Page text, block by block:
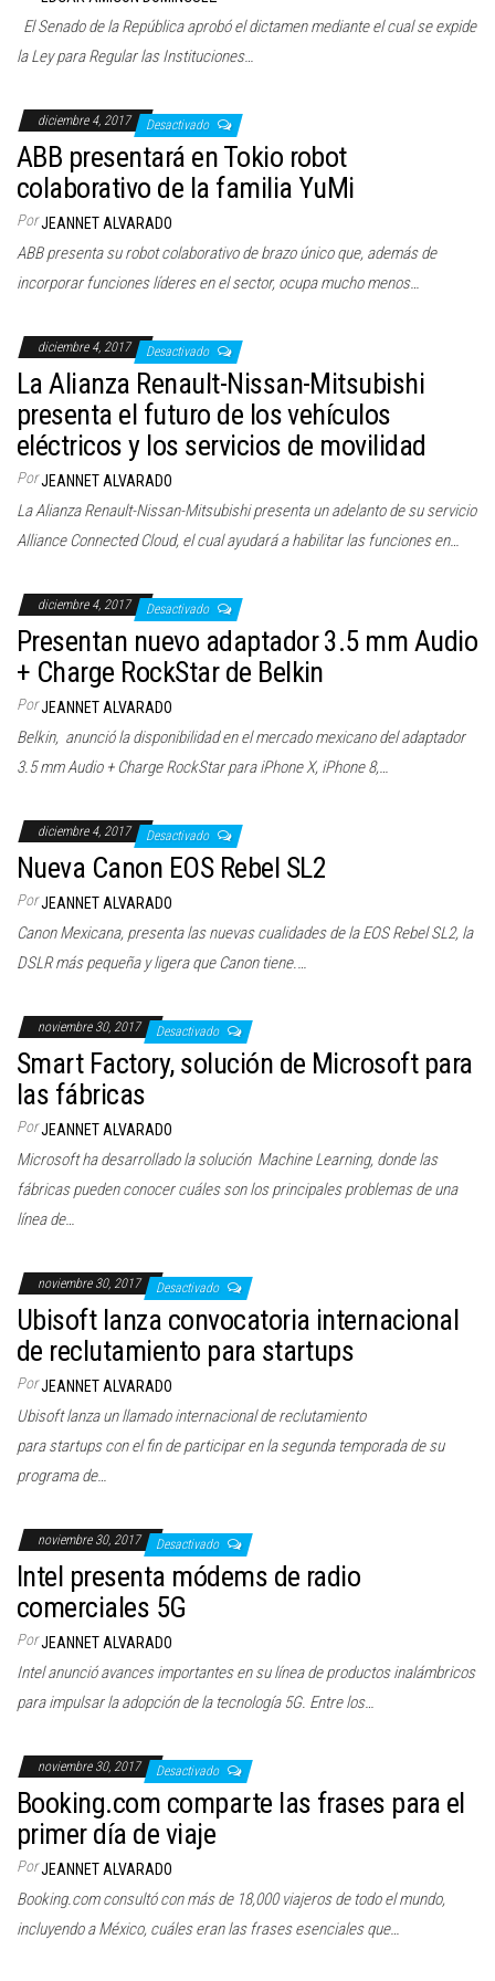
El Senado de la República aprobó el dictamen mediante el cual se expide
la Ley para Regular las Instituciones…
diciembre 4, 2017 Desactivado
ABB presentará en Tokio robot
colaborativo de la familia YuMi
PorJEANNET ALVARADO
ABB presenta su robot colaborativo de brazo único que, además de
incorporar funciones líderes en el sector, ocupa mucho menos…
diciembre 4, 2017 Desactivado
La Alianza Renault-Nissan-Mitsubishi
presenta el futuro de los vehículos
eléctricos y los servicios de movilidad
PorJEANNET ALVARADO
La Alianza Renault-Nissan-Mitsubishi presenta un adelanto de su servicio
Alliance Connected Cloud, el cual ayudará a habilitar las funciones en…
diciembre 4, 2017 Desactivado
Presentan nuevo adaptador 3.5 mm Audio
+ Charge RockStar de Belkin
PorJEANNET ALVARADO
Belkin, anunció la disponibilidad en el mercado mexicano del adaptador
3.5 mm Audio + Charge RockStar para iPhone X, iPhone 8,…
diciembre 4, 2017 Desactivado
Nueva Canon EOS Rebel SL2
PorJEANNET ALVARADO
Canon Mexicana, presenta las nuevas cualidades de la EOS Rebel SL2, la
DSLR más pequeña y ligera que Canon tiene.…
noviembre 30, 2017 Desactivado
Smart Factory, solución de Microsoft para
las fábricas
PorJEANNET ALVARADO
Microsoft ha desarrollado la solución Machine Learning, donde las
fábricas pueden conocer cuáles son los principales problemas de una
línea de…
noviembre 30, 2017 Desactivado
Ubisoft lanza convocatoria internacional
de reclutamiento para startups
PorJEANNET ALVARADO
Ubisoft lanza un llamado internacional de reclutamiento
para startups con el fin de participar en la segunda temporada de su
programa de…
noviembre 30, 2017 Desactivado
Intel presenta módems de radio
comerciales 5G
PorJEANNET ALVARADO
Intel anunció avances importantes en su línea de productos inalámbricos
para impulsar la adopción de la tecnología 5G. Entre los…
noviembre 30, 2017 Desactivado
Booking.com comparte las frases para el
primer día de viaje
PorJEANNET ALVARADO
Booking.com consultó con más de 18,000 viajeros de todo el mundo,
incluyendo a México, cuáles eran las frases esenciales que…